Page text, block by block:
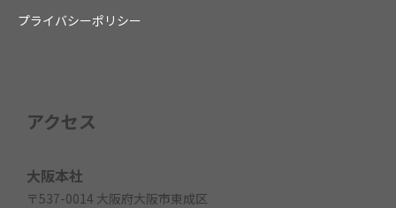
プライバシーポリシー
アクセス
大阪本社
〒537-0014 大阪府大阪市東成区